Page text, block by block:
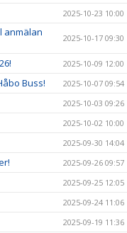
2025-10-23 10:00
anmälan
2025-10-17 09:30
2025-10-09 12:00
Buss! 2025-10-07 09:54
2025-10-03 09:26
2025-10-02 10:00
2025-09-30 14:04
2025-09-26 09:57
2025-09-25 12:05
2025-09-24 11:06
2025-09-19 11:36